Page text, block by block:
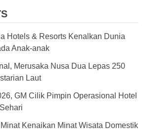
Hotels & Resorts Kenalkan Dunia
Anak-anak
Merusaka Nusa Dua Lepas 250
Laut
GM Cilik Pimpin Operasional Hotel
Kenaikan Minat Wisata Domestik